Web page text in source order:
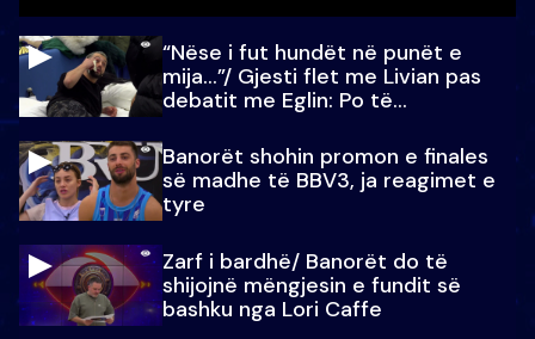
“Nëse i fut hundët në punët e
mija…”/ Gjesti flet me Livian pas
debatit me Eglin: Po të
Banorët shohin promon e finales
së madhe të BBV3, ja reagimet e
tyre
Zarf i bardhë/ Banorët do të
shijojnë mëngjesin e fundit së
bashku nga Lori Caffe